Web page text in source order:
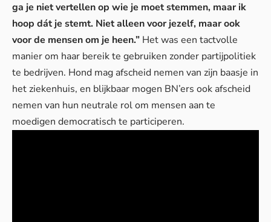
ga je niet vertellen op wie je moet stemmen, maar ik
hoop dát je stemt. Niet alleen voor jezelf, maar ook
voor de mensen om je heen.” Het was een tactvolle
manier om haar bereik te gebruiken zonder partijpolitiek
te bedrijven. Hond mag afscheid nemen van zijn baasje in
het ziekenhuis, en blijkbaar mogen BN’ers ook afscheid
nemen van hun neutrale rol om mensen aan te
moedigen democratisch te participeren.